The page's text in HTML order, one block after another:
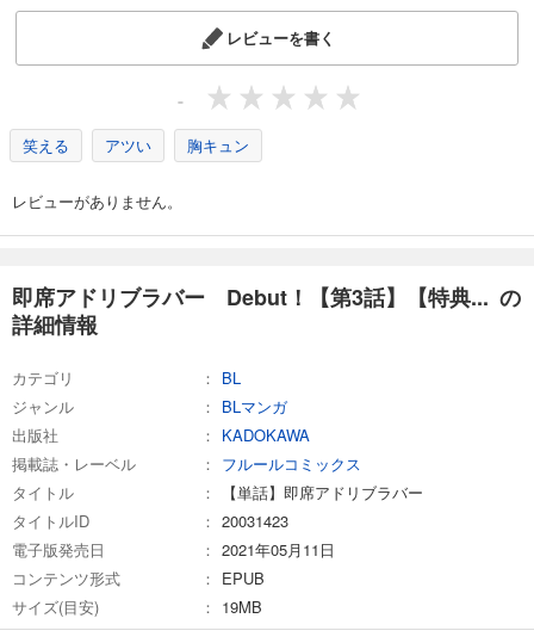
レビューを書く
-
笑える アツい 胸キュン
レビューがありません。
即席アドリブラバー Debut！【第3話】【特典... の
詳細情報
カテゴリ
BL
ジャンル
BLマンガ
出版社
KADOKAWA
掲載誌・レーベル
フルールコミックス
タイトル
【単話】即席アドリブラバー
タイトルID
20031423
電子版発売日
2021年05月11日
コンテンツ形式
EPUB
サイズ(目安)
19MB